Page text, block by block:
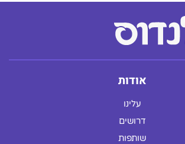
אודות
עלינו
דרושים
שותפות